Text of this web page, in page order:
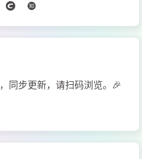
同步更新，请扫码浏览。🎉